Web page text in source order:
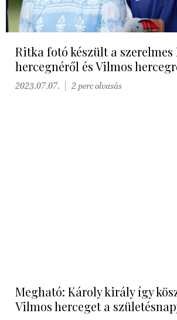
Ritka fotó készült a
hercegnéről és Vilmos
2023.07.07. 2 perc olvasás
Megható: Károly király így
Vilmos herceget a